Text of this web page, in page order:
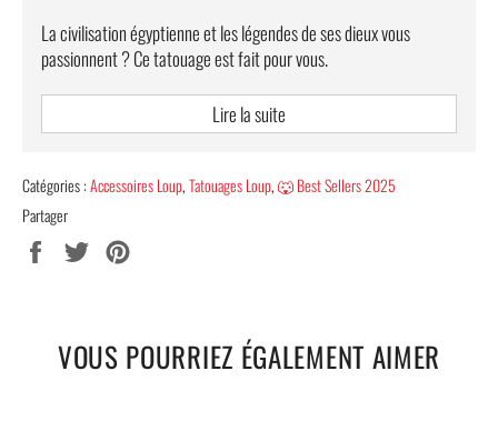
La civilisation égyptienne et les légendes de ses dieux vous
passionnent ? Ce tatouage est fait pour vous.
LE TATOUAGE D’ANUBIS : UN TATOUAGE
TEMPORAIRE ÉGYPTIEN
Cetatouage temporairese distingue par son rendu optimal et
réaliste. Il se caractérise par ses détails raffinés et sa couleur
noire luxueuse. Ce symbole sublimera certainement votre corps
et illustrera parfaitement vos intentions et vos valeurs. Il sera
Vous pouvez commander ce tatouage Anubis sur notre site à un
Lire la suite
Catégories :Accessoires Loup,Tatouages Loup,🐺 Best Sellers 2025
Partager
Partager Tweeter
VOUS POURRIEZ ÉGALEMENT AIMER